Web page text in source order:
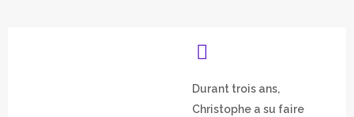
Durant trois ans,
Christophe a su faire